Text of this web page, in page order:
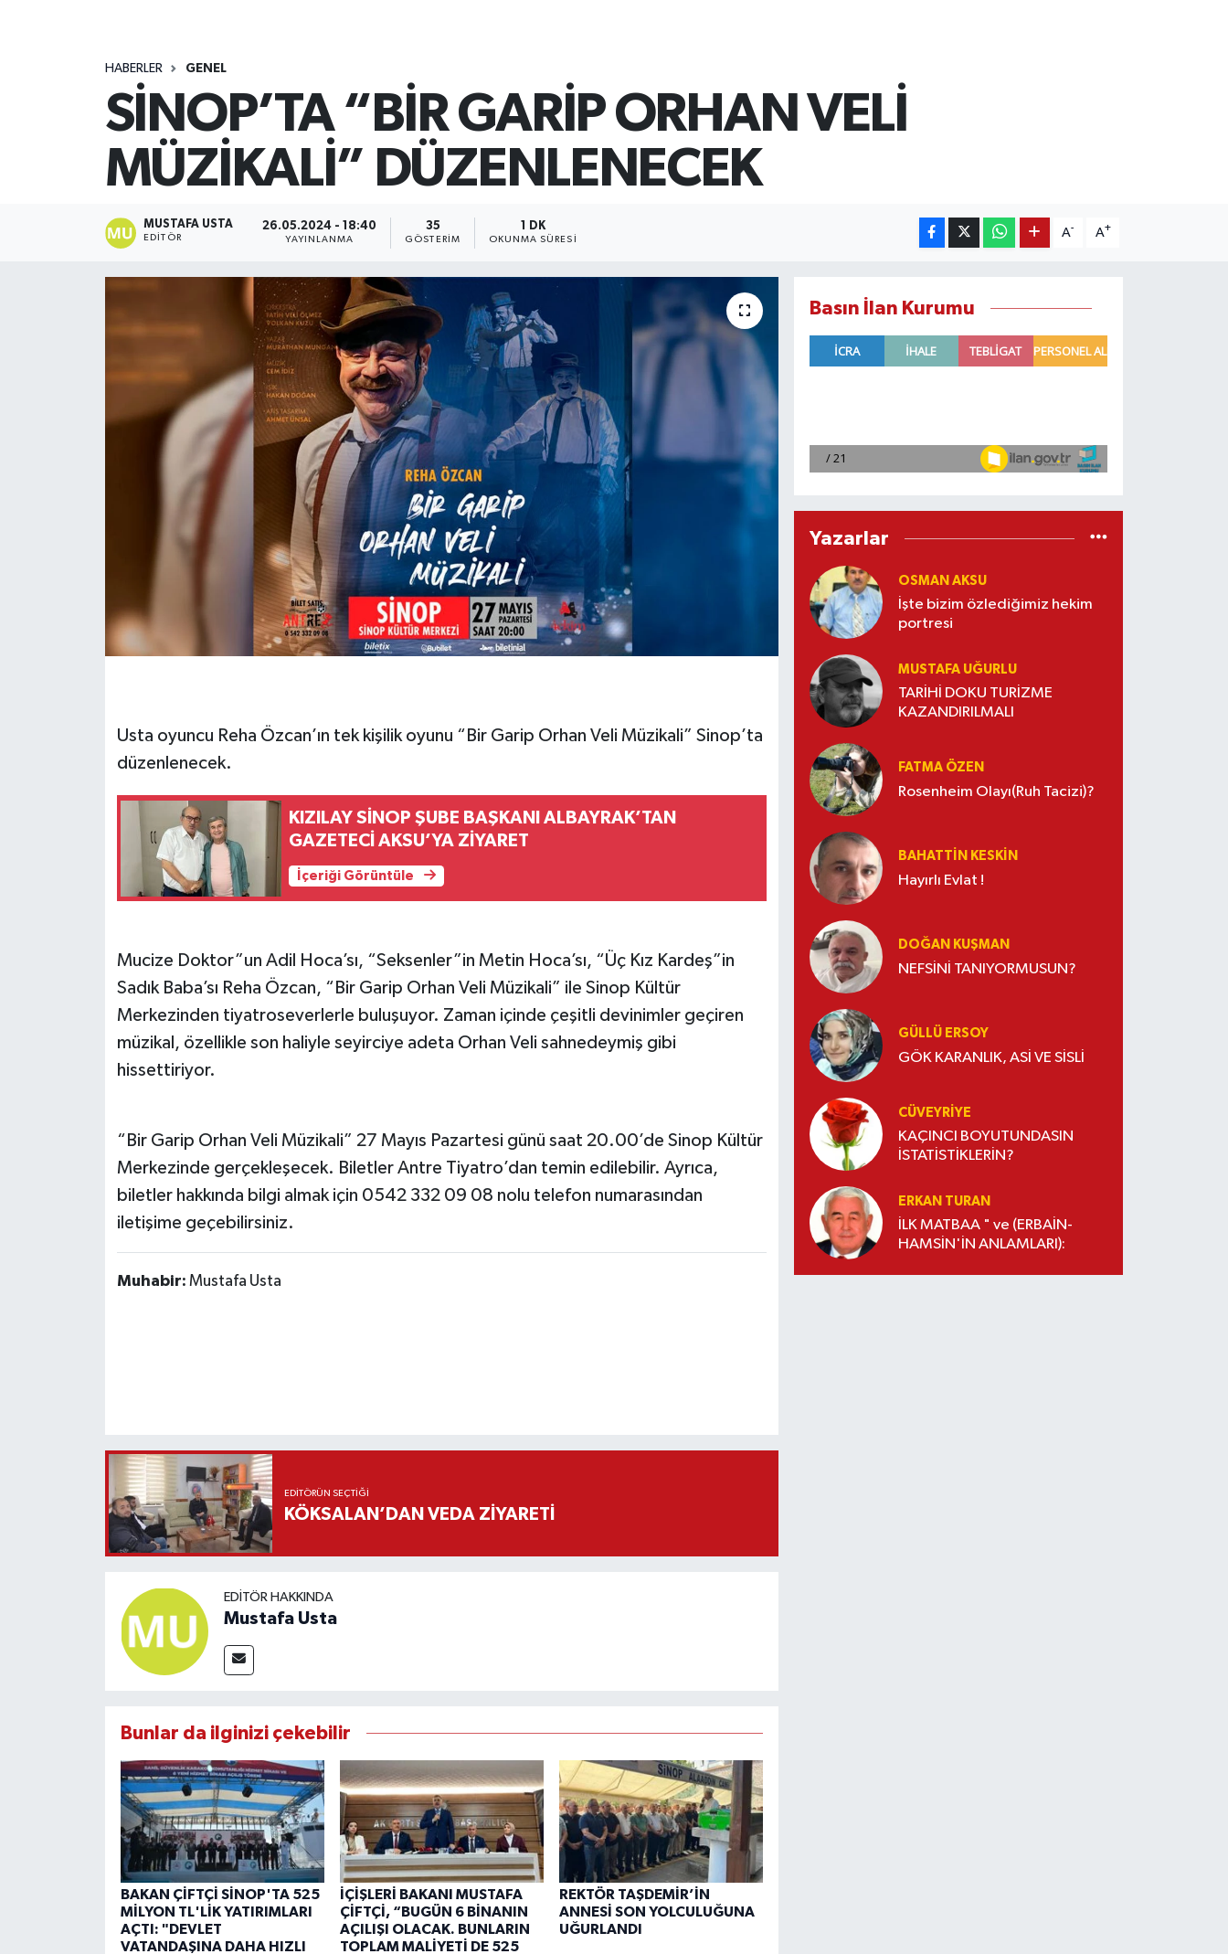
HABERLER GENEL
SİNOP’TA “BİR GARİP ORHAN VELİ
MÜZİKALİ” DÜZENLENECEK
MUSTAFA USTA
EDITÖR
26.05.2024 - 18:40
YAYINLANMA
35
GÖSTERIM
1 DK
OKUNMA SÜRESI
A- A+
Usta oyuncu Reha Özcan’ın tek kişilik oyunu “Bir Garip Orhan Veli Müzikali” Sinop’ta
düzenlenecek.
KIZILAY SİNOP ŞUBE BAŞKANI ALBAYRAK’TAN
GAZETECİ AKSU’YA ZİYARET
İçeriği Görüntüle
Mucize Doktor”un Adil Hoca’sı, “Seksenler”in Metin Hoca’sı, “Üç Kız Kardeş”in
Sadık Baba’sı Reha Özcan, “Bir Garip Orhan Veli Müzikali” ile Sinop Kültür
Merkezinden tiyatroseverlerle buluşuyor. Zaman içinde çeşitli devinimler geçiren
müzikal, özellikle son haliyle seyirciye adeta Orhan Veli sahnedeymiş gibi
hissettiriyor.
“Bir Garip Orhan Veli Müzikali” 27 Mayıs Pazartesi günü saat 20.00’de Sinop Kültür
Merkezinde gerçekleşecek. Biletler Antre Tiyatro’dan temin edilebilir. Ayrıca,
biletler hakkında bilgi almak için 0542 332 09 08 nolu telefon numarasından
iletişime geçebilirsiniz.
Muhabir: Mustafa Usta
EDITÖRÜN SEÇTIĞI
KÖKSALAN’DAN VEDA ZİYARETİ
EDITÖR HAKKINDA
Mustafa Usta
Bunlar da ilginizi çekebilir
BAKAN ÇİFTÇİ SİNOP'TA 525
MİLYON TL'LİK YATIRIMLARI
AÇTI: "DEVLET
VATANDAŞINA DAHA HIZLI
İÇİŞLERİ BAKANI MUSTAFA
ÇİFTÇİ, “BUGÜN 6 BİNANIN
AÇILIŞI OLACAK. BUNLARIN
TOPLAM MALİYETİ DE 525
REKTÖR TAŞDEMİR’İN
ANNESİ SON YOLCULUĞUNA
UĞURLANDI
Basın İlan Kurumu
Yazarlar
OSMAN AKSU
İşte bizim özlediğimiz hekim
portresi
MUSTAFA UĞURLU
TARİHİ DOKU TURİZME
KAZANDIRILMALI
FATMA ÖZEN
Rosenheim Olayı(Ruh Tacizi)?
BAHATTIN KESKİN
Hayırlı Evlat !
DOĞAN KUŞMAN
NEFSİNİ TANIYORMUSUN?
GÜLLÜ ERSOY
GÖK KARANLIK, ASİ VE SİSLİ
CÜVEYRIYE
KAÇINCI BOYUTUNDASIN
İSTATİSTİKLERİN?
ERKAN TURAN
İLK MATBAA " ve (ERBAİN-
HAMSİN'İN ANLAMLARI):